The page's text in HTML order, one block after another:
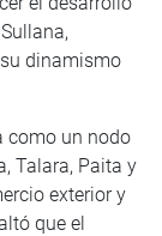
dinamismo
como un nodo
Talara, Paita y
exterior y
que el